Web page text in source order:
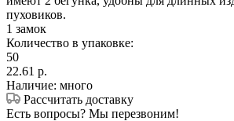
пуховиков.
1 замок
Количество в упаковке:
50
22.61 р.
Наличие: много
Рассчитать доставку
Есть вопросы? Мы перезвоним!